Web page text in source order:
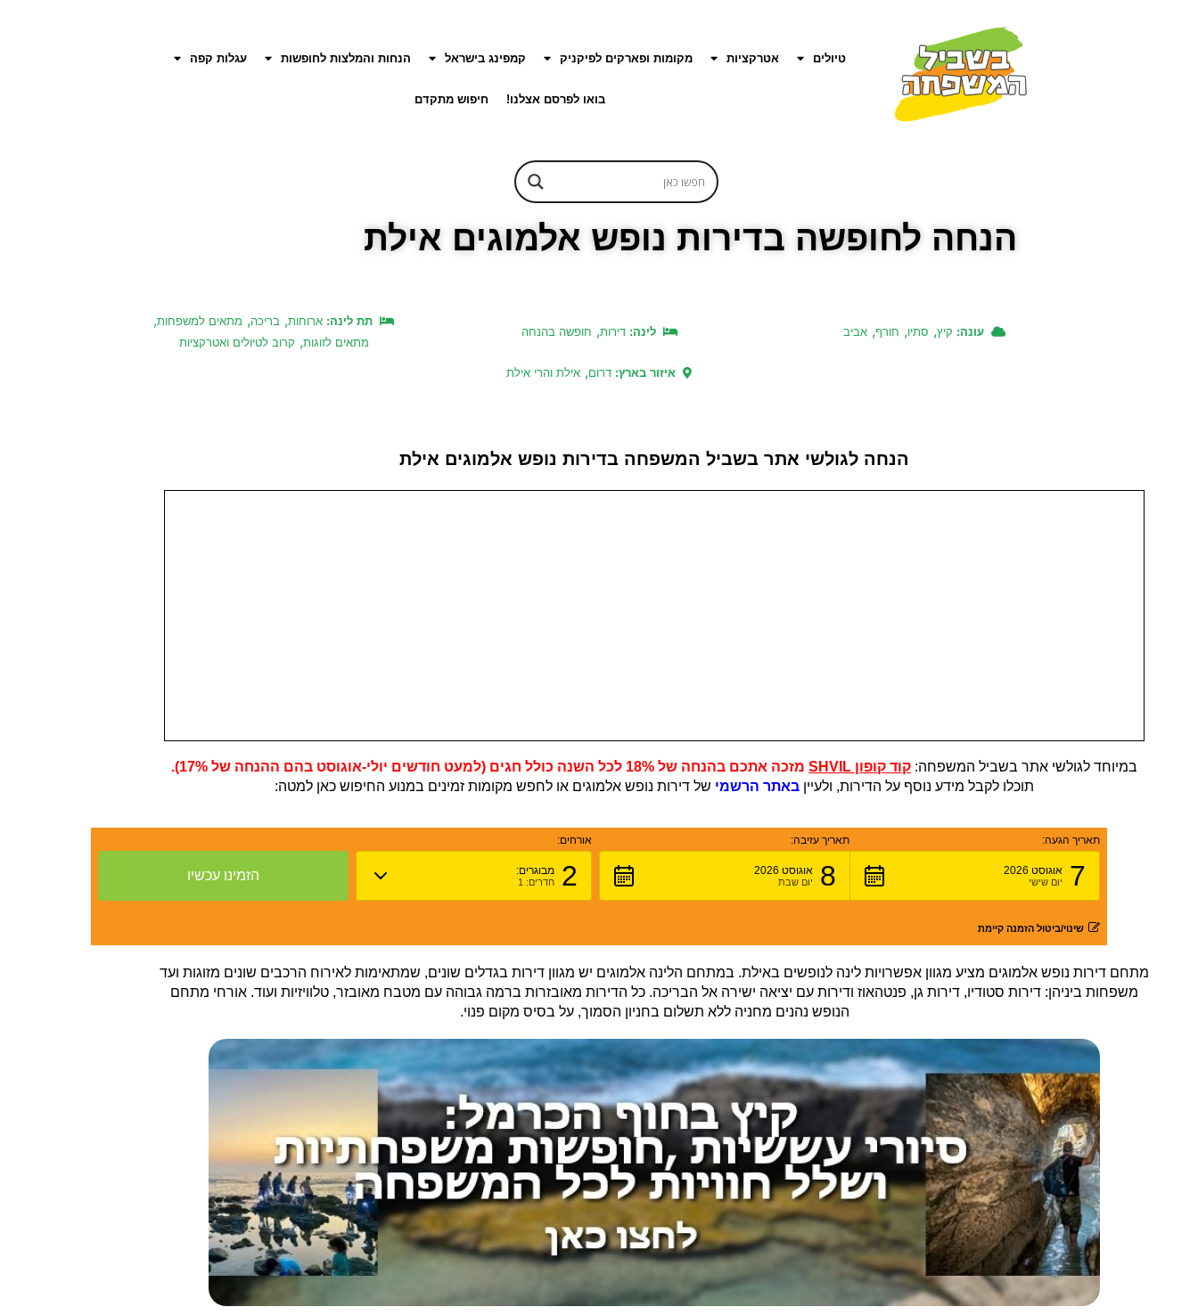
טיולים אטרקציות מקומות ופארקים לפיקניק קמפינג בישראל הנחות והמלצות לחופשות עגלות קפה
בואו לפרסם אצלנו! חיפוש מתקדם
הנחה לחופשה בדירות נופש אלמוגים אילת
עונה: קיץ, סתיו, חורף, אביב לינה:דירות, חופשה בהנחה
תת לינה: ארוחות, בריכה, מתאים למשפחות,
מתאים לזוגות, קרוב לטיולים ואטרקציות
איזור בארץ: דרום, אילת והרי אילת
הנחה לגולשי אתר בשביל המשפחה בדירות נופש אלמוגים אילת
במיוחד לגולשי אתר בשביל המשפחה: קוד קופון SHVIL מזכה אתכם בהנחה של 18%
לכל השנה כולל חגים (למעט חודשים יולי-אוגוסט בהם ההנחה של 17%).
תוכלו לקבל מידע נוסף על הדירות, ולעיין באתר הרשמי של דירות נופש אלמוגים או לחפש מקומות זמינים במנוע החיפוש כאן למטה:
תאריך הגעה:
7 אוגוסט 2026
יום שישי
תאריך עזיבה:
8 אוגוסט 2026
יום שבת
אורחים:
2 מבוגרים:
חדרים: 1
שינוי/ביטול הזמנה קיימת
מתחם דירות נופש אלמוגים מציע מגוון אפשרויות לינה לנופשים באילת. במתחם הלינה אלמוגים יש מגוון דירות בגדלים שונים, שמתאימות לאירוח הרכבים שונים מזוגות ועד
משפחות ביניהן: דירות סטודיו, דירות גן, פנטהאוז ודירות עם יציאה ישירה אל הבריכה. כל הדירות מאובזרות ברמה גבוהה עם מטבח מאובזר, טלוויזיות ועוד. אורחי מתחם
הנופש נהנים מחניה ללא תשלום בחניון הסמוך, על בסיס מקום פנוי.